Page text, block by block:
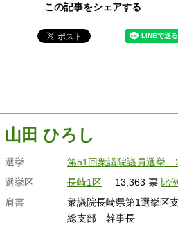
この記事をシェアする
山田 ひろし
選挙 第51回衆議院議員選挙
選挙区 長崎1区 13,363 票 比
肩書
衆議院長崎県第1選挙区
総支部 幹事長